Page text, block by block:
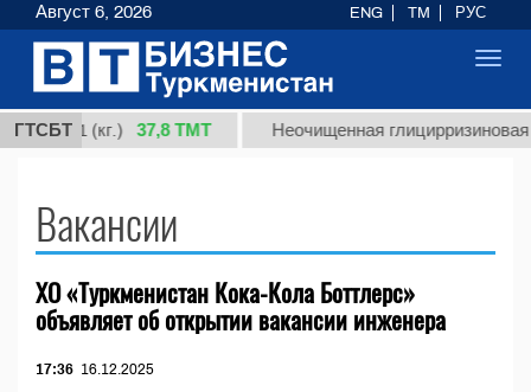
ГТСБТ
сорт 1 (кг.) 37,8 ТМТ Неочищенная глицирризиновая
Вакансии
ХО «Туркменистан Кока-Кола Боттлерс»
объявляет об открытии вакансии инженера
17:36 16.12.2025
Август 6, 2026 ENG TM РУС